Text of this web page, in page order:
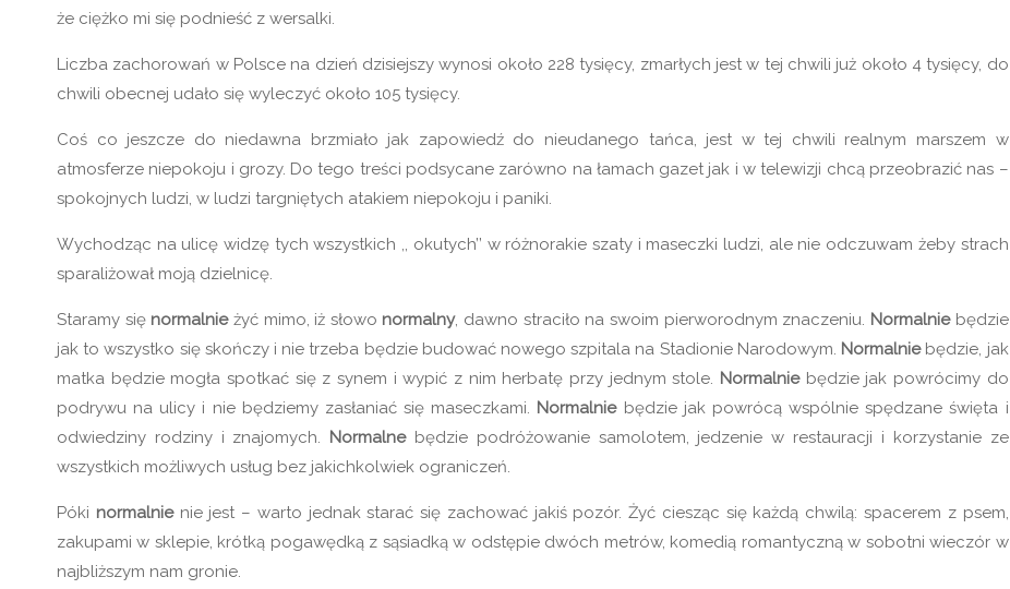
że ciężko mi się podnieść z wersalki.
Liczba zachorowań w Polsce na dzień dzisiejszy wynosi około 228 tysięcy, zmarłych jest w tej chwili już około 4 tysięcy, do
chwili obecnej udało się wyleczyć około 105 tysięcy.
Coś co jeszcze do niedawna brzmiało jak zapowiedź do nieudanego tańca, jest w tej chwili realnym marszem w
atmosferze niepokoju i grozy. Do tego treści podsycane zarówno na łamach gazet jak i w telewizji chcą przeobrazić nas –
spokojnych ludzi, w ludzi targniętych atakiem niepokoju i paniki.
Wychodząc na ulicę widzę tych wszystkich ,, okutych’’ w różnorakie szaty i maseczki ludzi, ale nie odczuwam żeby strach
sparaliżował moją dzielnicę.
Staramy sięnormalnieżyć mimo, iż słowo normalny, dawno straciło na swoim pierworodnym znaczeniu. Normalniebędzie
jak to wszystko się skończy i nie trzeba będzie budować nowego szpitala na Stadionie Narodowym. Normalniebędzie, jak
matka będzie mogła spotkać się z synem i wypić z nim herbatę przy jednym stole. Normalniebędzie jak powrócimy do
podrywu na ulicy i nie będziemy zasłaniać się maseczkami. Normalniebędzie jak powrócą wspólnie spędzane święta i
odwiedziny rodziny i znajomych. Normalnebędzie podróżowanie samolotem, jedzenie w restauracji i korzystanie ze
wszystkich możliwych usług bez jakichkolwiek ograniczeń.
Póki normalnienie jest – warto jednak starać się zachować jakiś pozór. Żyć ciesząc się każdą chwilą: spacerem z psem,
zakupami w sklepie, krótką pogawędką z sąsiadką w odstępie dwóch metrów, komedią romantyczną w sobotni wieczór w
najbliższym nam gronie.